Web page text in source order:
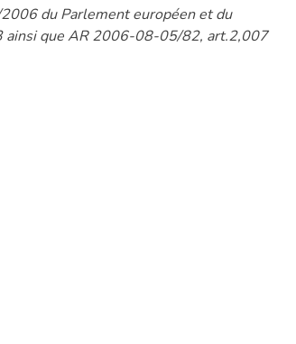
du Parlement européen et du
ainsi que AR 2006-08-05/82, art.2,007